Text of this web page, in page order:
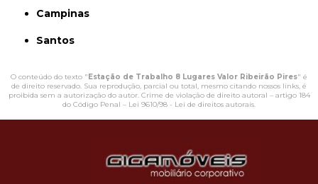
Campinas
Santos
O conteúdo do texto "Estação de Trabalho 8 Lugares Valor Ribeirão Pires" é
de direito reservado. Sua reprodução, parcial ou total, mesmo citando nossos links, é
proibida sem a autorização do autor. Crime de violação de direito autoral – artigo 184
do Código Penal – Lei 9610/98 - Lei de direitos autorais.